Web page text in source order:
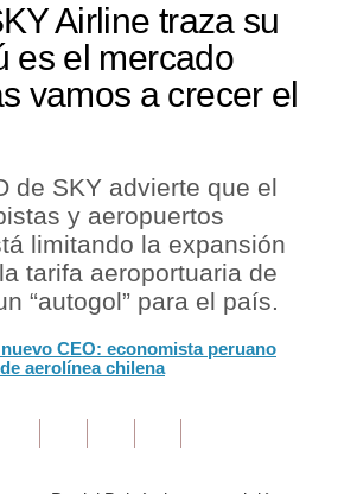
Airline traza su
es el mercado
vamos a crecer el
de SKY advierte que el
y aeropuertos
limitando la expansión
tarifa aeroportuaria de
“autogol” para el país.
CEO: economista peruano
aerolínea chilena